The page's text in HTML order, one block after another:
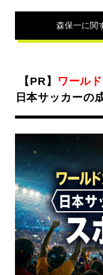
森保一に関
【PR】 ワール
日本サッカーの